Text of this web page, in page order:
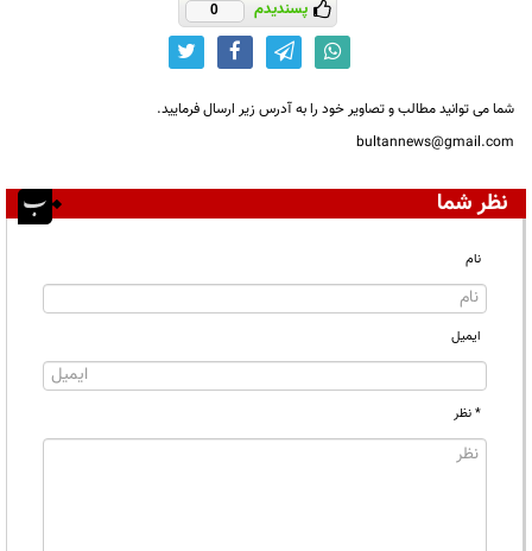
پسندیدم 0
شما می توانید مطالب و تصاویر خود را به آدرس زیر ارسال فرمایید.
bultannews@gmail.com
نظر شما
نام
ایمیل
* نظر